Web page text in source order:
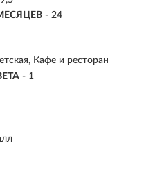
- 24
Кафе и ресторан
- 1